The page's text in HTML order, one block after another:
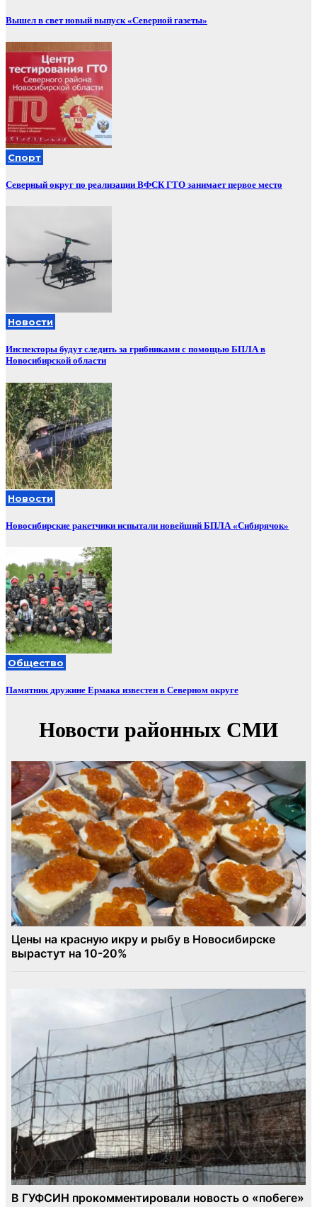
Вышел в свет новый выпуск «Северной газеты»
Спорт
Северный округ по реализации ВФСК ГТО занимает первое место
Новости
Инспекторы будут следить за грибниками с помощью БПЛА в
Новосибирской области
Новости
Новосибирские ракетчики испытали новейший БПЛА «Сибирячок»
Общество
Памятник дружине Ермака известен в Северном округе